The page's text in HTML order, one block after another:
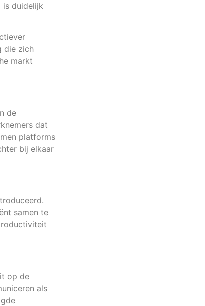
is duidelijk
die zich
markt
de
dat
platforms
bij elkaar
samen te
op de
als